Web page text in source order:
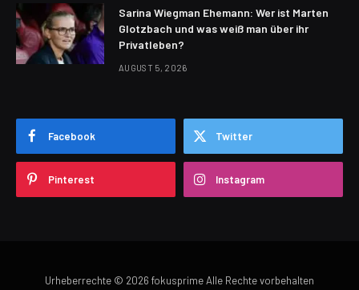
Sarina Wiegman Ehemann: Wer ist Marten
Glotzbach und was weiß man über ihr
Privatleben?
AUGUST 5, 2026
Facebook Twitter
Pinterest Instagram
Urheberrechte © 2026 fokusprime Alle Rechte vorbehalten